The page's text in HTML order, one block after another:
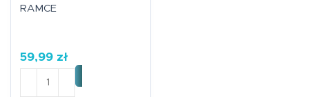
RAMCE
59,99 zł
ilość Dyplom DYSCYPLINY W RAMCE